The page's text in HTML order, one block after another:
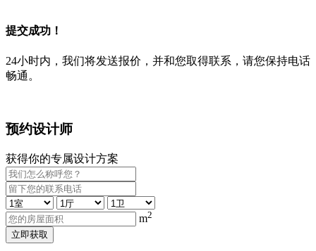
提交成功！
24小时内，我们将发送报价，并和您取得联系，请您保持电话
畅通。
预约设计师
获得你的专属设计方案
m2
立即获取